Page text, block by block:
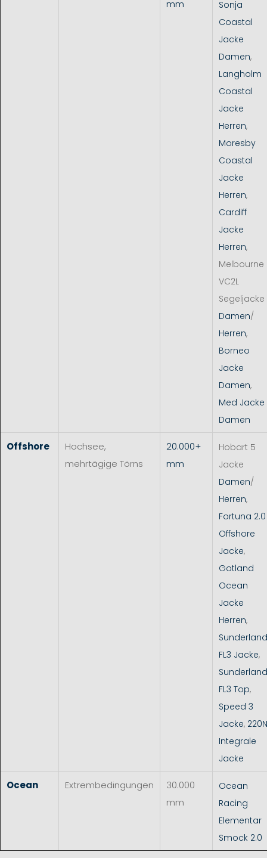
mm
Sonja
Coastal
Jacke
Damen,
Langholm
Coastal
Jacke
Herren,
Moresby
Coastal
Jacke
Herren,
Cardiff
Jacke
Herren,
Melbourne
VC2L
Segeljacke
Damen/
Herren,
Borneo
Jacke
Damen,
Med Jacke
Damen
Offshore
Hochsee,
mehrtägige Törns
20.000+
mm
Hobart 5
Jacke
Damen/
Herren,
Fortuna 2.0
Offshore
Jacke,
Gotland
Ocean
Jacke
Herren,
Sunderland
FL3 Jacke,
Sunderland
FL3 Top,
Speed 3
Jacke, 220N
Integrale
Jacke
Ocean Extrembedingungen
30.000
mm
Ocean
Racing
Elementar
Smock 2.0